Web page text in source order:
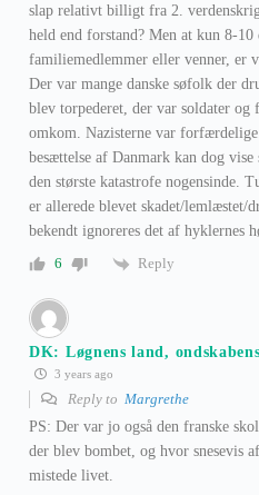
slap relativt billigt fra 2.
held end forstand? Men at kun 8-10
familiemedlemmer eller venner, er
Der var mange danske søfolk der
blev torpederet, der var soldater og
omkom. Nazisterne var
besættelse af Danmark kan dog vise
den største katastrofe nogensinde.
er allerede blevet skadet/lemlæstet/
bekendt ignoreres det af hyklernes
6
Reply
DK: Løgnens land,
3 years ago
Reply to Margrethe
PS: Der var jo også den franske
der blev bombet, og hvor snesevis
mistede livet.